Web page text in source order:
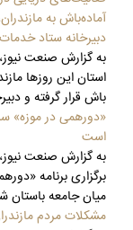
آماده‌باش به
دبیرخانه ستاد
به گزارش صنعت
استان این روزها
باش قرار گرفته و
«دورهمی در موزه»
است
به گزارش صنعت
برگزاری برنامه
میان جامعه باستان
مشکلات مردم